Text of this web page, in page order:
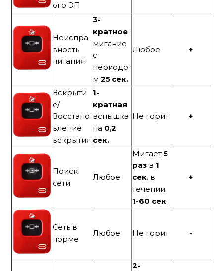
ого ЭП
Неиспра
вность
питания
3-
кратное
мигание
с
периодо
м 25 сек.
Любое +
Вскрыти
е/
Восстано
вление
вскрытия
1-
кратная
вспышка
на 0,2
сек.
Не горит +
Поиск
сети
Любое
Мигает 5
разв 1
сек. в
течении
1-60 сек.
+
Сеть в
норме
Любое Не горит -
2-